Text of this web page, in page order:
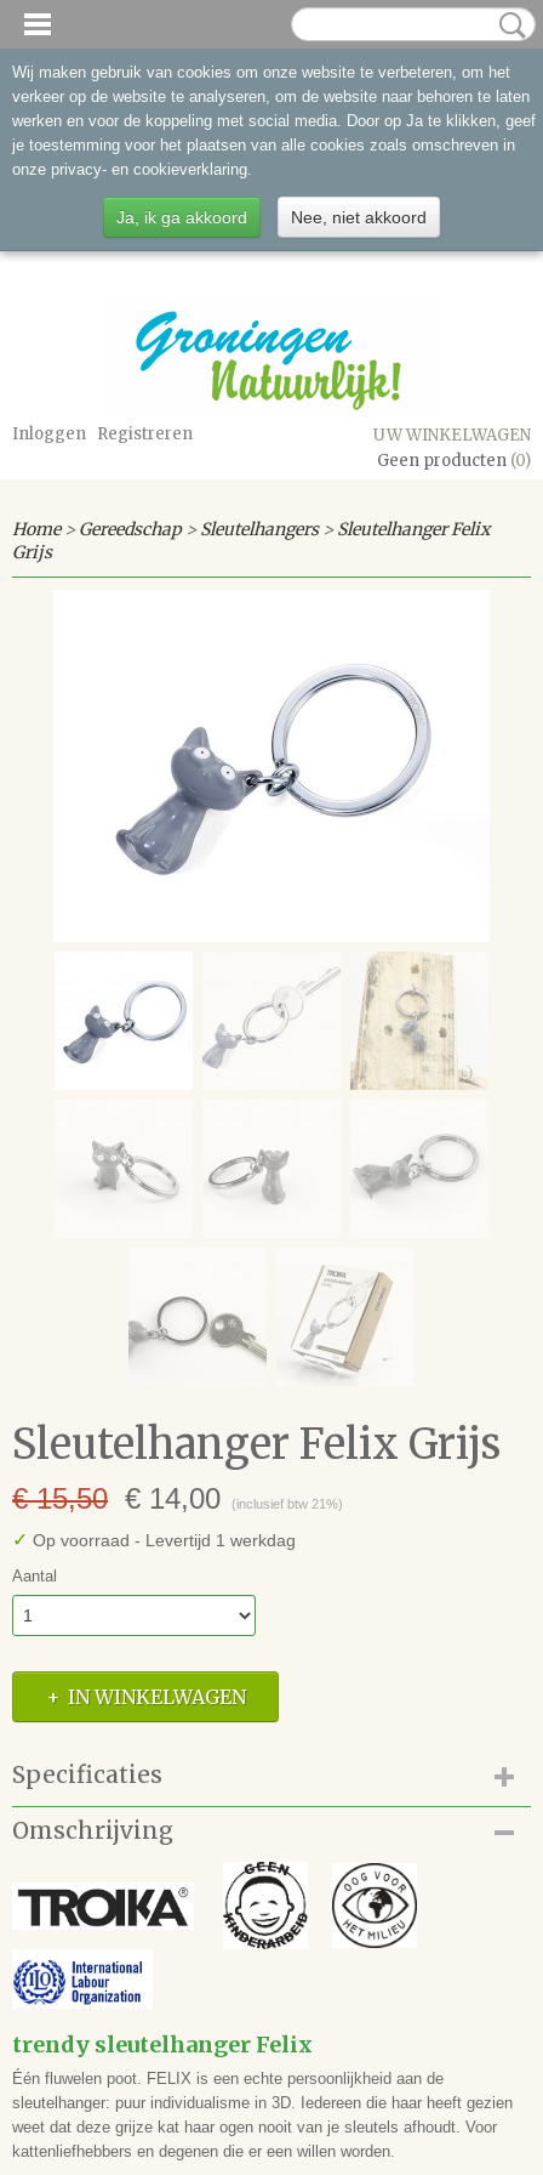
Inloggen Registreren
UW WINKELWAGEN
Geen producten (0)
Home>Gereedschap>Sleutelhangers>Sleutelhanger Felix
Grijs
Sleutelhanger Felix Grijs
€ 15,50 € 14,00 (inclusief btw 21%)
✓ Op voorraad - Levertijd 1 werkdag
Aantal
IN WINKELWAGEN
Specificaties
Productcode
68.112.KR16-22/GY
4024023119569
Omschrijving
trendy sleutelhanger Felix
Één fluwelen poot. FELIX is een echte persoonlijkheid aan de
sleutelhanger: puur individualisme in 3D. Iedereen die haar heeft gezien
weet dat deze grijze kat haar ogen nooit van je sleutels afhoudt. Voor
kattenliefhebbers en degenen die er een willen worden.
Wij maken gebruik van cookies om onze website te verbeteren, om het
verkeer op de website te analyseren, om de website naar behoren te laten
werken en voor de koppeling met social media. Door op Ja te klikken, geef
je toestemming voor het plaatsen van alle cookies zoals omschreven in
onze privacy- en cookieverklaring.
Ja, ik ga akkoord Nee, niet akkoord